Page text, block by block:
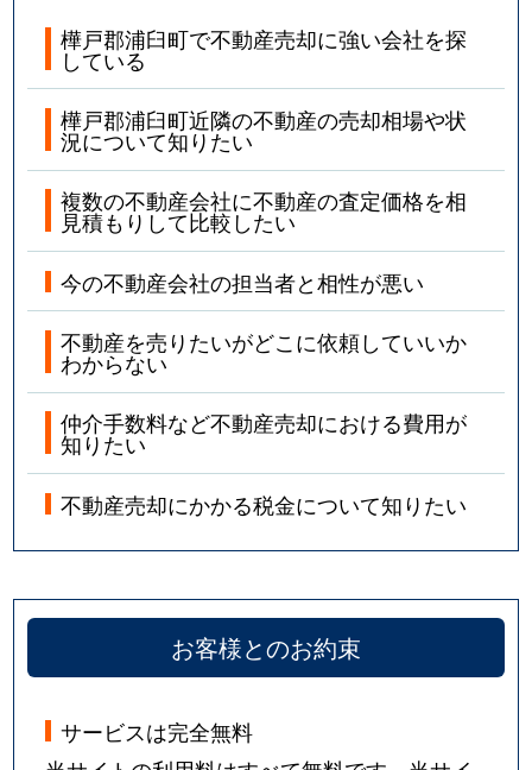
樺戸郡浦臼町で不動産売却に強い会社を探
している
樺戸郡浦臼町近隣の不動産の売却相場や状
況について知りたい
複数の不動産会社に不動産の査定価格を相
見積もりして比較したい
今の不動産会社の担当者と相性が悪い
不動産を売りたいがどこに依頼していいか
わからない
仲介手数料など不動産売却における費用が
知りたい
不動産売却にかかる税金について知りたい
お客様とのお約束
サービスは完全無料